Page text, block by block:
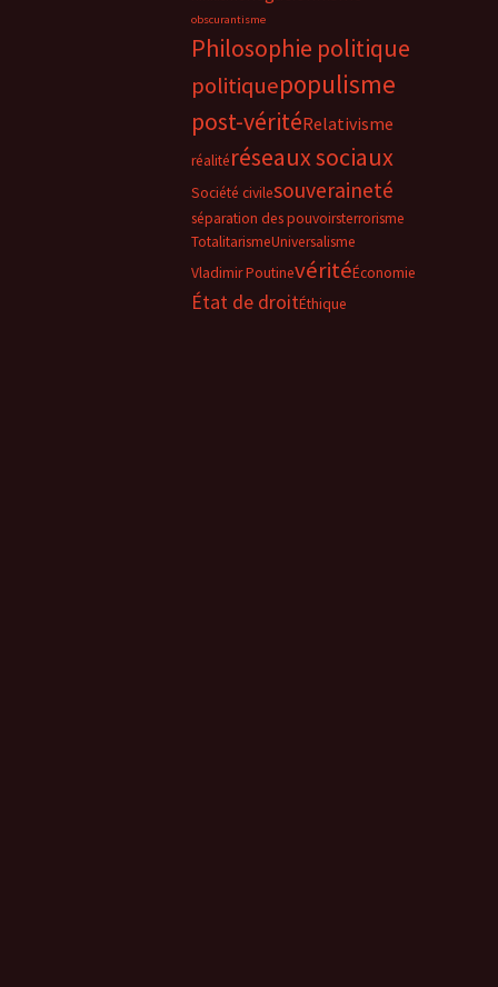
obscurantisme
Philosophie politique
politiquepopulisme
post-véritéRelativisme
réalitéréseaux sociaux
Société civilesouveraineté
séparation des pouvoirsterrorisme
TotalitarismeUniversalisme
Vladimir PoutinevéritéÉconomie
État de droitÉthique